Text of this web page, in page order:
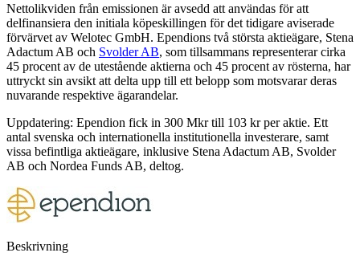
Nettolikviden från emissionen är avsedd att användas för att
delfinansiera den initiala köpeskillingen för det tidigare aviserade
förvärvet av Welotec GmbH. Ependions två största aktieägare, Stena
Adactum AB och Svolder AB, som tillsammans representerar cirka
45 procent av de utestående aktierna och 45 procent av rösterna, har
uttryckt sin avsikt att delta upp till ett belopp som motsvarar deras
nuvarande respektive ägarandelar.
Uppdatering: Ependion fick in 300 Mkr till 103 kr per aktie. Ett
antal svenska och internationella institutionella investerare, samt
vissa befintliga aktieägare, inklusive Stena Adactum AB, Svolder
AB och Nordea Funds AB, deltog.
Beskrivning